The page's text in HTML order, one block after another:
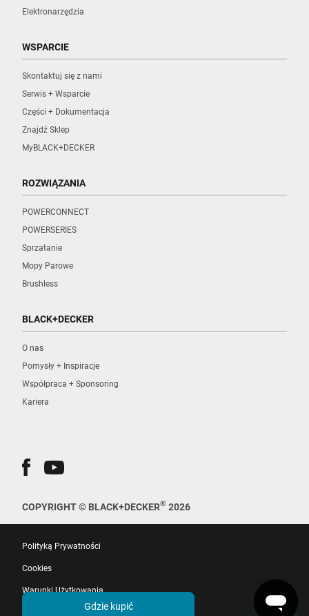
Gdzie kupić
Elektronarzędzia
WSPARCIE
Skontaktuj się z nami
Serwis + Wsparcie
Części + Dokumentacja
Znajdź Sklep
MyBLACK+DECKER
ROZWIĄZANIA
POWERCONNECT
POWERSERIES
Sprzatanie
Mopy Parowe
Brushless
BLACK+DECKER
O nas
Pomysły + Inspiracje
Współpraca + Sponsoring
Kariera
COPYRIGHT © BLACK+DECKER® 2026
Polityką Prywatności
Cookies
Warunki Użytkowania
EU Whistleblower Directive